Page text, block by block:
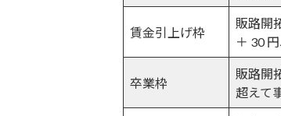
賃金引上げ枠
販路開
＋ 30
卒業枠
販路開
超えて